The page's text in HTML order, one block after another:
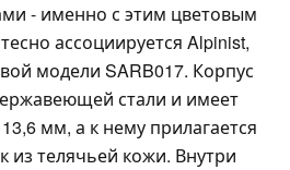
- именно с этим цветовым
ассоциируется Alpinist,
модели SARB017. Корпус
стали и имеет
мм, а к нему прилагается
телячьей кожи. Внутри